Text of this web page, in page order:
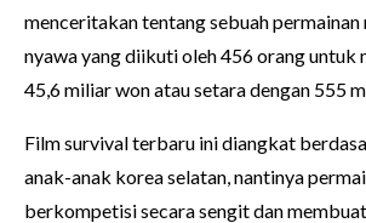
menceritakan tentang sebuah
nyawa yang diikuti oleh 456 orang untuk
45,6 miliar won atau setara dengan 555
Film survival terbaru ini diangkat
anak-anak korea selatan, nantinya
berkompetisi secara sengit dan